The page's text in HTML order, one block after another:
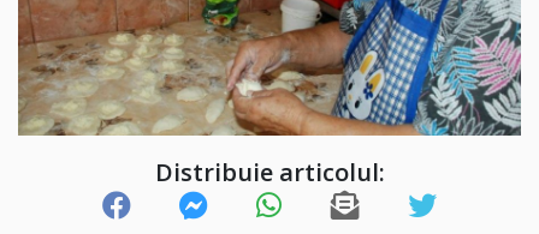
Distribuie articolul: